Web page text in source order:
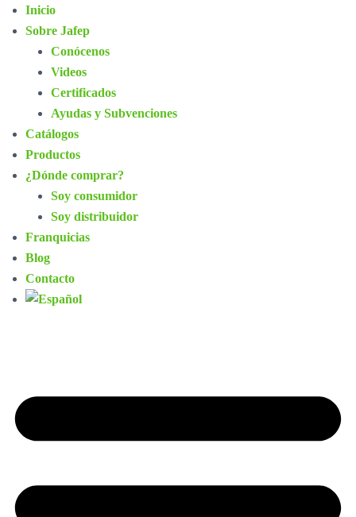
Inicio
Sobre Jafep
Conócenos
Videos
Certificados
Ayudas y Subvenciones
Catálogos
Productos
¿Dónde comprar?
Soy consumidor
Soy distribuidor
Franquicias
Blog
Contacto